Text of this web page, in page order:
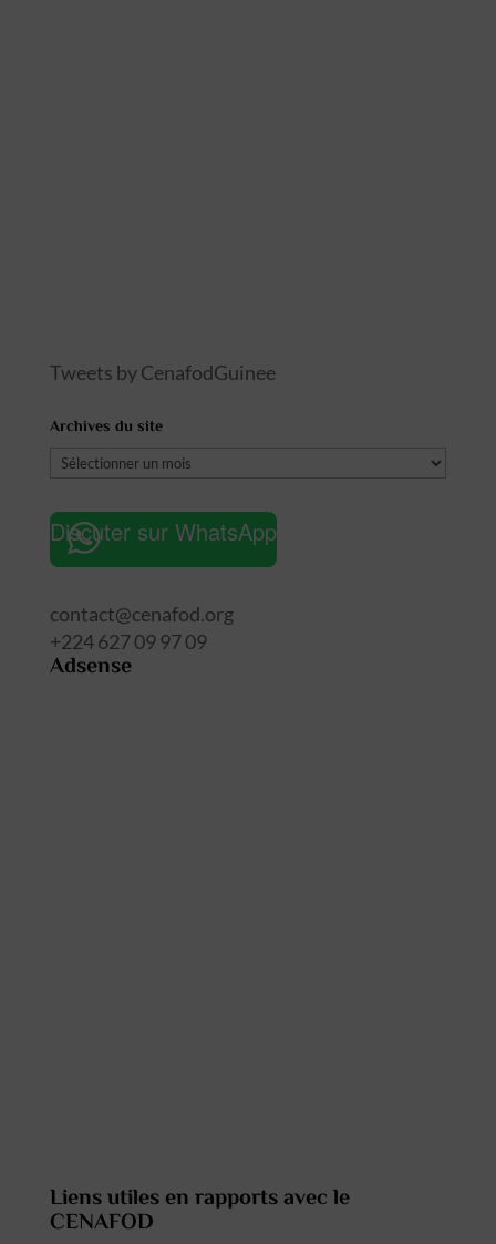
Tweets by CenafodGuinee
Archives du site
Archives
site
Discuter sur WhatsApp
contact@cenafod.org
+224 627 09 97 09
Adsense
Liens utiles en rapports avec le
CENAFOD